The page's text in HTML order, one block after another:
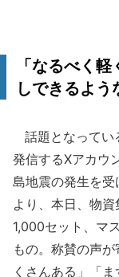
「なるべく
しできるよう
話題となってい
発信するXアカウ
島地震の発生を
より、本日、物
1,000セット、マ
もの。称賛の声
くさんある」「